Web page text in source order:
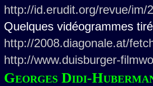
http://id.erudit.org/revue/im/
Quelques vidéogrammes
http://2008.diagonale.at/
http://www.duisburger-
Georges Didi-